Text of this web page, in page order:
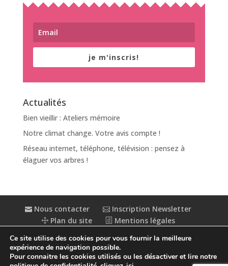
je m'inscris!
Actualités
Bien vieillir : Ateliers mémoire
Notre climat change. Votre avis compte !
Réseau internet, téléphone, télévision : pensez à
élaguer vos arbres !
Nous contacter
Inscription Newsletter
Plan du site
Mentions légales
Accessibilité : partiellement conforme
Ce site utilise des cookies pour vous fournir la meilleure
expérience de navigation possible.
Pour connaitre les cookies utilisés ou les désactiver et lire notre